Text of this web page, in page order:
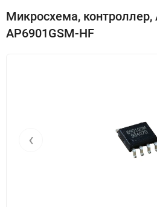
Микросхема, контроллер,
AP6901GSM-HF
‹